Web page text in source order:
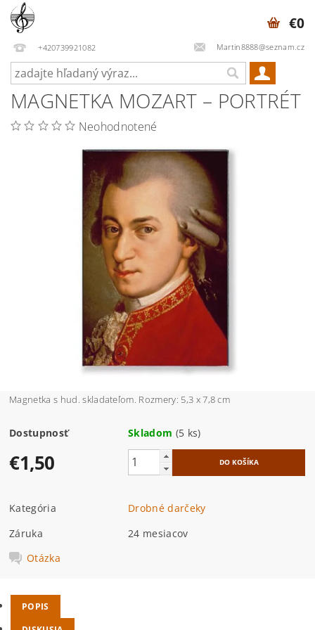
+420739921082 Martin8888@seznam.cz
€0
MAGNETKA MOZART – PORTRÉT
Neohodnotené
Magnetka s hud. skladateľom. Rozmery: 5,3 x 7,8 cm
Dostupnosť Skladom (5 ks)
€1,50
Kategória
Drobné darčeky
Záruka
24 mesiacov
Otázka
POPIS